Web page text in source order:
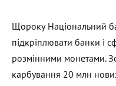
Щороку Національний
підкріплювати банки і
розмінними монетами.
карбування 20 млн